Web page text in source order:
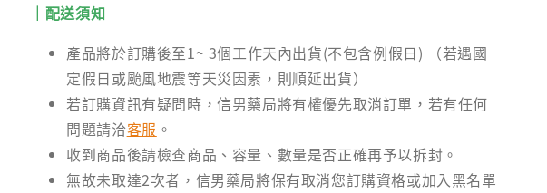
｜配送須知
產品將於訂購後至1~ 3個工作天內出貨(不包含例假日) （若遇國
定假日或颱風地震等天災因素，則順延出貨）
若訂購資訊有疑問時，信男藥局將有權優先取消訂單，若有任何
問題請洽客服 。
收到商品後請檢查商品、容量、數量是否正確再予以拆封。
無故未取達2次者，信男藥局將保有取消您訂購資格或加入黑名單